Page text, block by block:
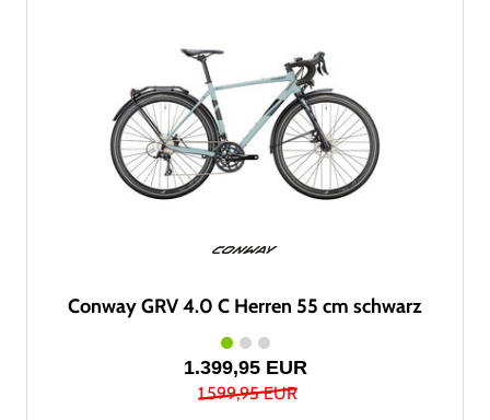
Conway GRV 4.0 C Herren 55 cm schwarz
1.399,95 EUR
1.599,95 EUR